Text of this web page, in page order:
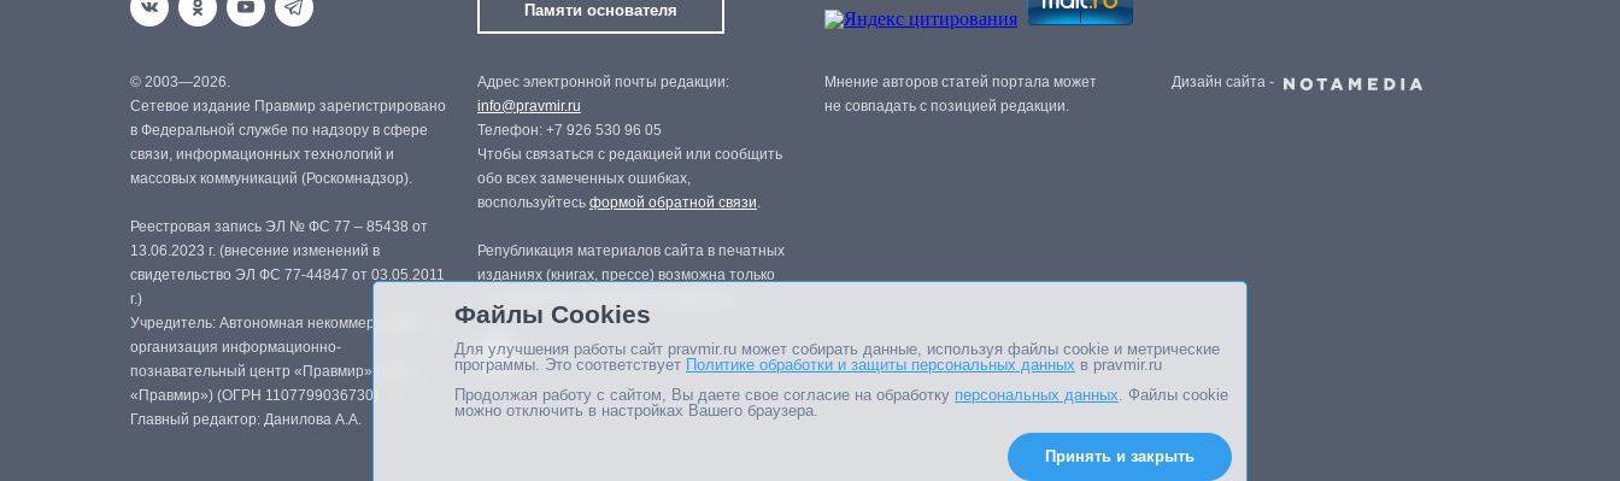
Памяти основателя
© 2003—2026.
Сетевое издание Правмир зарегистрировано
в Федеральной службе по надзору в сфере
связи, информационных технологий и
массовых коммуникаций (Роскомнадзор).
Реестровая запись ЭЛ № ФС 77 – 85438 от
13.06.2023 г. (внесение изменений в
свидетельство ЭЛ ФС 77-44847 от 03.05.2011
г.)
Учредитель: Автономная некоммерческая
организация информационно-
познавательный центр «Правмир» (АНО
«Правмир») (ОГРН 1107799036730)
Главный редактор: Данилова А.А.
Адрес электронной почты редакции:
info@pravmir.ru
Телефон: +7 926 530 96 05
Чтобы связаться с редакцией или сообщить
обо всех замеченных ошибках,
воспользуйтесь формой обратной связи.
Републикация материалов сайта в печатных
изданиях (книгах, прессе) возможна только
Мнение авторов статей портала может
не совпадать с позицией редакции.
Дизайн сайта -
Файлы Cookies
Для улучшения работы сайт pravmir.ru может собирать данные, используя файлы cookie и метрические
программы. Это соответствует Политике обработки и защиты персональных данных в pravmir.ru
Продолжая работу с сайтом, Вы даете свое согласие на обработку персональных данных. Файлы cookie
можно отключить в настройках Вашего браузера.
Принять и закрыть